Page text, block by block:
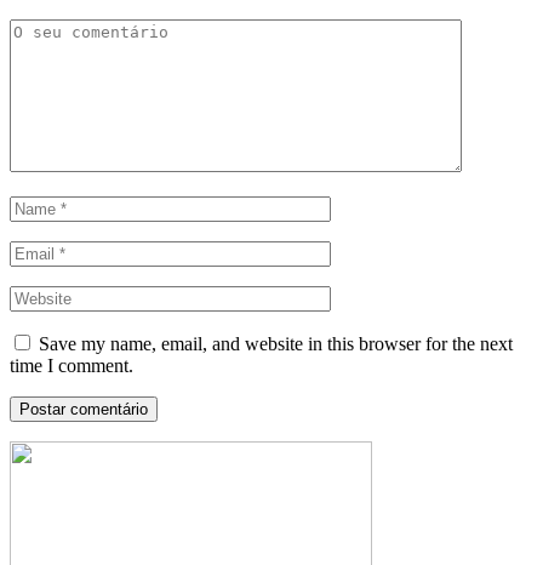
Save my name, email, and website in this browser for the next
time I comment.